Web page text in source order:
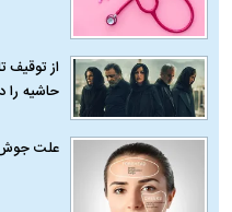
از توقیف
حاشیه
علت